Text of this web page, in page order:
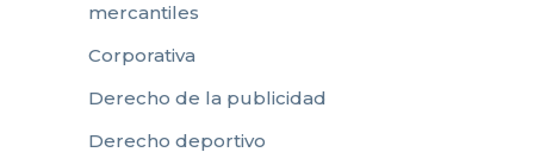
mercantiles
Corporativa
Derecho de la publicidad
Derecho deportivo